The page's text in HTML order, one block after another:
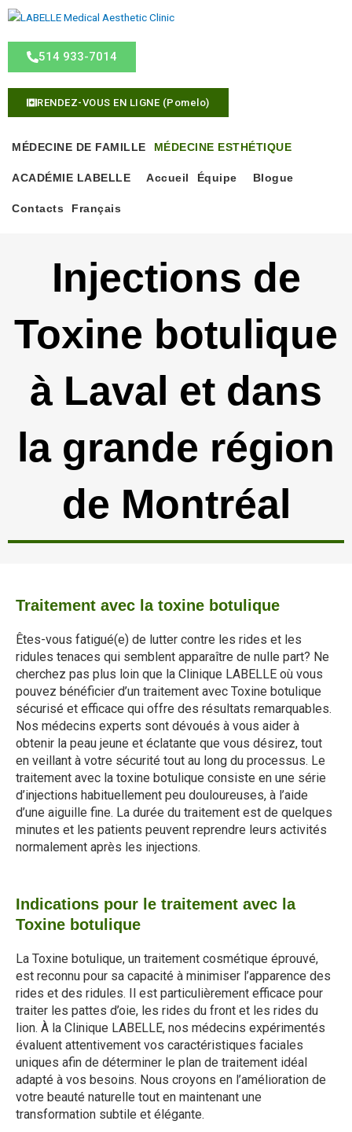
514 933-7014
RENDEZ-VOUS EN LIGNE (Pomelo)
MÉDECINE DE FAMILLE MÉDECINE ESTHÉTIQUE
ACADÉMIE LABELLE Accueil Équipe Blogue
Contacts Français
Injections de
Toxine botulique
à Laval et dans
la grande région
de Montréal
Traitement avec la toxine botulique
Êtes-vous fatigué(e) de lutter contre les rides et les
ridules tenaces qui semblent apparaître de nulle part? Ne
cherchez pas plus loin que la Clinique LABELLE où vous
pouvez bénéficier d’un traitement avec Toxine botulique
sécurisé et efficace qui offre des résultats remarquables.
Nos médecins experts sont dévoués à vous aider à
obtenir la peau jeune et éclatante que vous désirez, tout
en veillant à votre sécurité tout au long du processus. Le
traitement avec la toxine botulique consiste en une série
d’injections habituellement peu douloureuses, à l’aide
d’une aiguille fine. La durée du traitement est de quelques
minutes et les patients peuvent reprendre leurs activités
normalement après les injections.
Indications pour le traitement avec la
Toxine botulique
La Toxine botulique, un traitement cosmétique éprouvé,
est reconnu pour sa capacité à minimiser l’apparence des
rides et des ridules. Il est particulièrement efficace pour
traiter les pattes d’oie, les rides du front et les rides du
lion. À la Clinique LABELLE, nos médecins expérimentés
évaluent attentivement vos caractéristiques faciales
uniques afin de déterminer le plan de traitement idéal
adapté à vos besoins. Nous croyons en l’amélioration de
votre beauté naturelle tout en maintenant une
transformation subtile et élégante.